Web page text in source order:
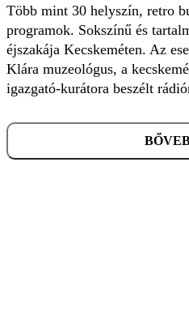
Több mint 30 helyszín, retro
programok. Sokszínű és
éjszakája Kecskeméten. Az
Klára muzeológus, a
igazgató-kurátora beszélt